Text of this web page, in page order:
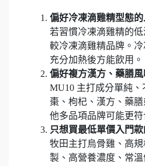
偏好冷凍滴雞精型態的
若習慣冷凍滴雞精的
較冷凍滴雞精品牌。
充分加熱後方能飲用。
偏好複方漢方、藥膳
MU10 主打成分單純
棗、枸杞、漢方、藥
他多品項品牌可能更符
只想買最低單價入門款
牧田主打烏骨雞、高
製、高營養濃度、常